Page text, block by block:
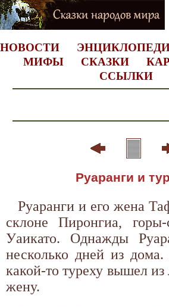
НОВОСТИ
МИФЫ
СКАЗКИ
ССЫЛКИ
Руаранги и
Руаранги и его жена
склоне Пиронгиа, горы-
Уаикато. Однажды
несколько дней из
какой-то туреху вышел из
жену.